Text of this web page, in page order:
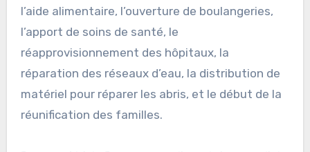
l’aide alimentaire, l’ouverture de boulangeries,
l’apport de soins de santé, le
réapprovisionnement des hôpitaux, la
réparation des réseaux d’eau, la distribution de
matériel pour réparer les abris, et le début de la
réunification des familles.